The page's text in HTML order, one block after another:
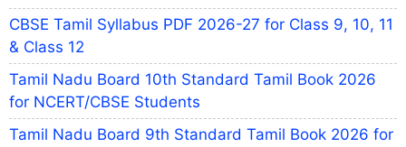
CBSE Tamil Syllabus PDF 2026-27 for Class 9, 10, 11
& Class 12
Tamil Nadu Board 10th Standard Tamil Book 2026
for NCERT/CBSE Students
Tamil Nadu Board 9th Standard Tamil Book 2026 for